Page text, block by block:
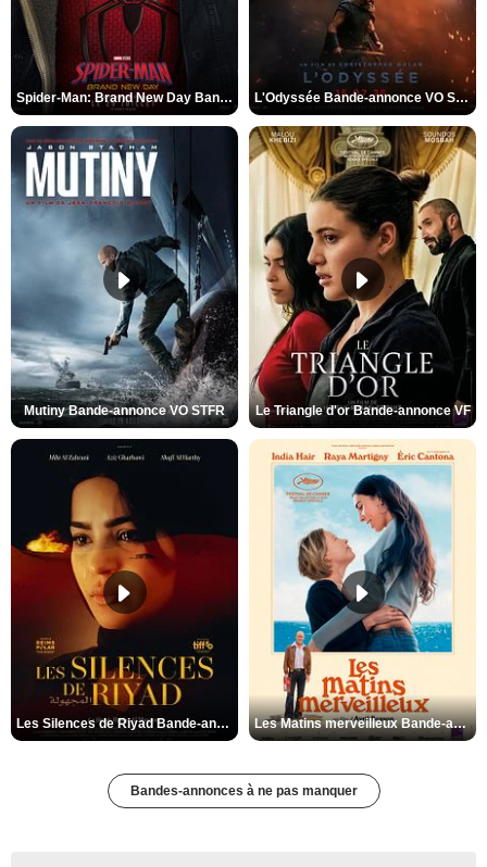
Spider-Man: Brand New Day Bande-annonce VO STFR L'Odyssée Bande-annonce VO STFR
Mutiny Bande-annonce VO STFR Le Triangle d'or Bande-annonce VF
Les Silences de Riyad Bande-annonce VO STFR Les Matins merveilleux Bande-annonce VF
Bandes-annonces à ne pas manquer